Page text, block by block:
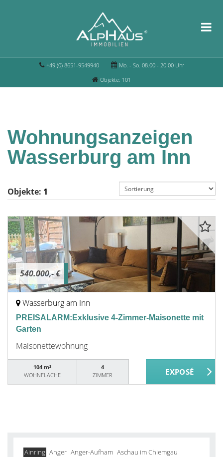
+49 (0) 8651-9549940
Mo. - So. 08.00 - 20.00 Uhr
Objekte: 101
Wohnungsanzeigen
Wasserburg am Inn
Objekte: 1
540.000,- €
Wasserburg am Inn
PREISALARM:Exklusive 4-Zimmer-Maisonette mit
Garten
Maisonettewohnung
104 m²
WOHNFLÄCHE
4
ZIMMER
Ainring Anger Anger-Aufham Aschau im Chiemgau